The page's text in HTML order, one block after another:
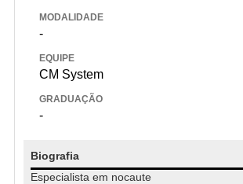
MODALIDADE
-
EQUIPE
CM System
GRADUAÇÃO
-
Biografia
Especialista em nocaute